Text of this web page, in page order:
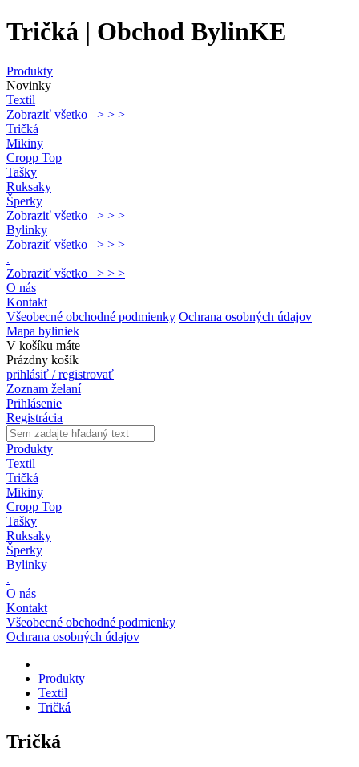
Tričká | Obchod BylinKE
Produkty
Novinky
Textil
Zobraziť všetko > > >
Tričká
Mikiny
Cropp Top
Tašky
Ruksaky
Šperky
Zobraziť všetko > > >
Bylinky
Zobraziť všetko > > >
.
Zobraziť všetko > > >
O nás
Kontakt
Všeobecné obchodné podmienky Ochrana osobných údajov
Mapa byliniek
V košíku máte
Prázdny košík
prihlásiť / registrovať
Zoznam želaní
Prihlásenie
Registrácia
Produkty
Textil
Tričká
Mikiny
Cropp Top
Tašky
Ruksaky
Šperky
Bylinky
.
O nás
Kontakt
Všeobecné obchodné podmienky
Ochrana osobných údajov
Produkty
Textil
Tričká
Tričká